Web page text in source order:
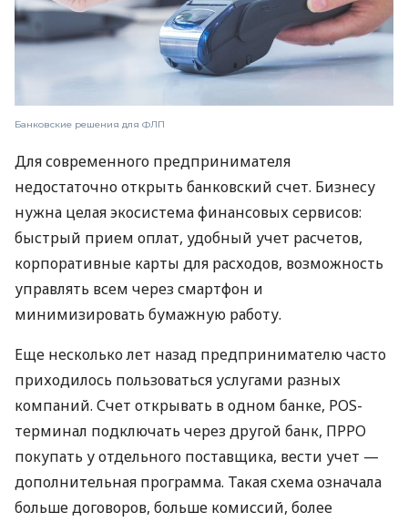
Банковские решения для ФЛП
Для современного предпринимателя
недостаточно открыть банковский счет. Бизнесу
нужна целая экосистема финансовых сервисов:
быстрый прием оплат, удобный учет расчетов,
корпоративные карты для расходов, возможность
управлять всем через смартфон и
минимизировать бумажную работу.
Еще несколько лет назад предпринимателю часто
приходилось пользоваться услугами разных
компаний. Счет открывать в одном банке, POS-
терминал подключать через другой банк, ПРРО
покупать у отдельного поставщика, вести учет —
дополнительная программа. Такая схема означала
больше договоров, больше комиссий, более